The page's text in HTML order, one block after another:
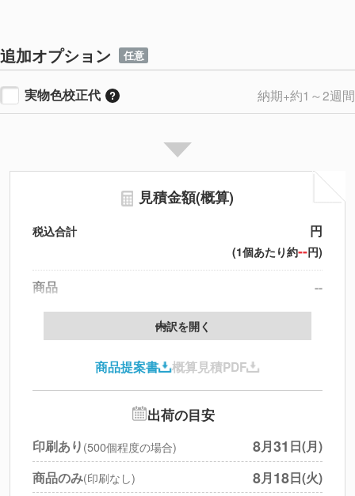
追加オプション 任意
実物色校正代 納期+約1～2週間
見積金額(概算)
税込合計 円
(1個あたり約--円)
商品
--
製版代
印刷代
北海道・沖縄・離島 別途
※上記小計は税別です
内訳を開く
商品提案書 概算見積PDF
出荷の目安
印刷あり (500個程度の場合) 8月31 日(月)
商品のみ(印刷なし) 8月18日(火)